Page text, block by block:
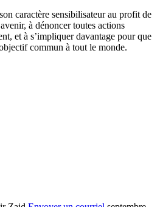
caractère sensibilisateur au profit de
à dénoncer toutes actions
et à s’impliquer davantage pour que
commun à tout le monde.